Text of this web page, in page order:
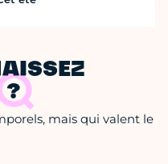
?
mais qui valent le